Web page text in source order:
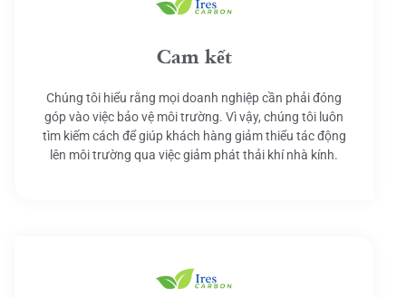
Cam kết
Chúng tôi hiểu rằng mọi doanh nghiệp cần phải đóng
góp vào việc bảo vệ môi trường. Vì vậy, chúng tôi luôn
tìm kiếm cách để giúp khách hàng giảm thiểu tác động
lên môi trường qua việc giảm phát thải khí nhà kính.